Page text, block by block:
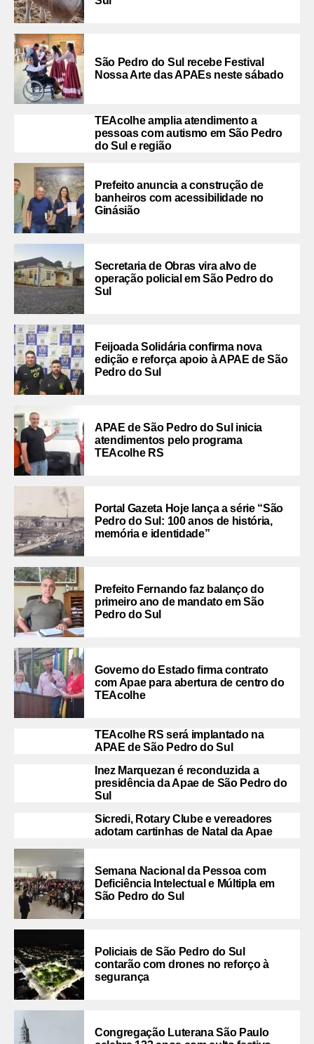
São Pedro do Sul recebe Festival
Nossa Arte das APAEs neste sábado
TEAcolhe amplia atendimento a
pessoas com autismo em São Pedro
do Sul e região
Prefeito anuncia a construção de
banheiros com acessibilidade no
Ginásião
Secretaria de Obras vira alvo de
operação policial em São Pedro do
Sul
Feijoada Solidária confirma nova
edição e reforça apoio à APAE de São
Pedro do Sul
APAE de São Pedro do Sul inicia
atendimentos pelo programa
TEAcolhe RS
Portal Gazeta Hoje lança a série “São
Pedro do Sul: 100 anos de história,
memória e identidade”
Prefeito Fernando faz balanço do
primeiro ano de mandato em São
Pedro do Sul
Governo do Estado firma contrato
com Apae para abertura de centro do
TEAcolhe
TEAcolhe RS será implantado na
APAE de São Pedro do Sul
Inez Marquezan é reconduzida a
presidência da Apae de São Pedro do
Sul
Sicredi, Rotary Clube e vereadores
adotam cartinhas de Natal da Apae
Semana Nacional da Pessoa com
Deficiência Intelectual e Múltipla em
São Pedro do Sul
Policiais de São Pedro do Sul
contarão com drones no reforço à
segurança
Congregação Luterana São Paulo